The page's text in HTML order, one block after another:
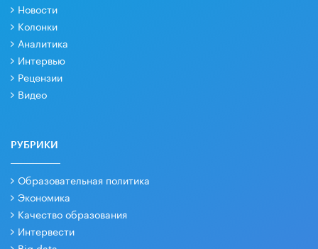
Новости
Колонки
Аналитика
Интервью
Рецензии
Видео
РУБРИКИ
Образовательная политика
Экономика
Качество образования
Интервести